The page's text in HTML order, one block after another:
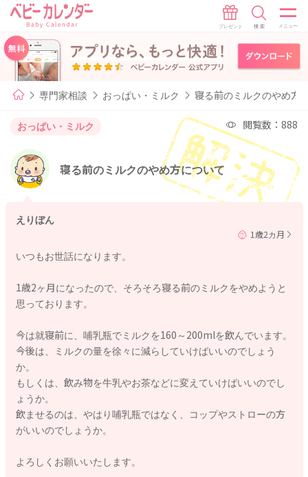
専門家相談 おっぱい・ミルク 寝る前のミルクのやめ方
おっぱい・ミルク 閲覧数：888
寝る前のミルクのやめ方について
えりぼん
1歳2カ月
いつもお世話になります。
1歳2ヶ月になったので、そろそろ寝る前のミルクをやめようと
思っております。
今は就寝前に、哺乳瓶でミルクを160～200mlを飲んでいます。
今後は、ミルクの量を徐々に減らしていけばいいのでしょう
か。
もしくは、飲み物を牛乳やお茶などに変えていけばいいのでし
ょうか。
飲ませるのは、やはり哺乳瓶ではなく、コップやストローの方
がいいのでしょうか。
よろしくお願いいたします。